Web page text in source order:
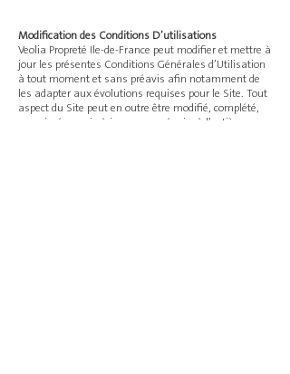
Modification des Conditions D’utilisations
Veolia Propreté Ile-de-France peut modifier et mettre à
jour les présentes Conditions Générales d’Utilisation
à tout moment et sans préavis afin notamment de
les adapter aux évolutions requises pour le Site. Tout
aspect du Site peut en outre être modifié, complété,
supprimé ou mis à jour sans préavis, à l’entière